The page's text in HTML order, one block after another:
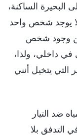
البحيرة الساكنة،
لا يوجد شخص واحد
وجود شخص
داخلي، ولذا،
التي يتخيل أنني
ضد التيار
التدفق بلا